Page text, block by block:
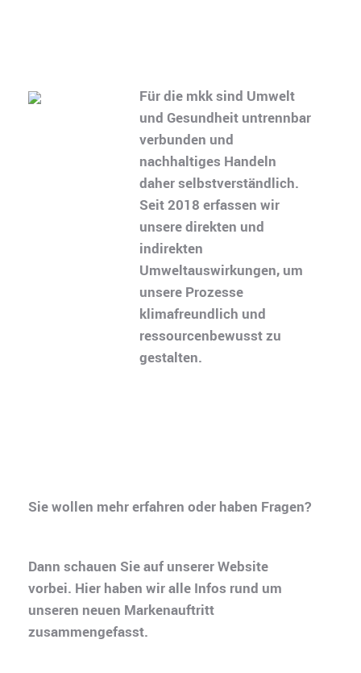
Für die mkk sind Umwelt
und Gesundheit untrennbar
verbunden und
nachhaltiges Handeln
daher selbstverständlich.
Seit 2018 erfassen wir
unsere direkten und
indirekten
Umweltauswirkungen, um
unsere Prozesse
klimafreundlich und
ressourcenbewusst zu
gestalten.
Sie wollen mehr erfahren oder haben Fragen?
Dann schauen Sie auf unserer Website
vorbei. Hier haben wir alle Infos rund um
unseren neuen Markenauftritt
zusammengefasst.